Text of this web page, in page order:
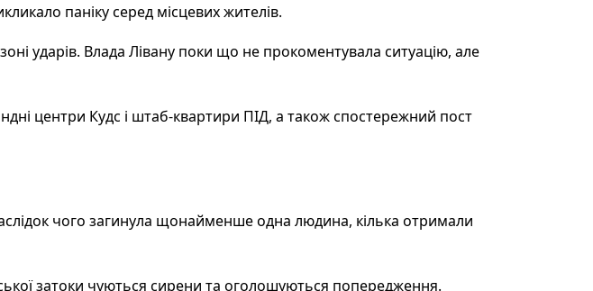
паніку серед місцевих жителів.
ударів. Влада Лівану поки що не прокоментувала ситуацію, але
центри Кудс і штаб-квартири ПІД, а також спостережний пост
чого загинула щонайменше одна людина, кілька отримали
затоки чуються сирени та оголошуються попередження.